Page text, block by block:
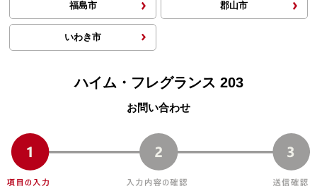
福島市 郡山市
いわき市
ハイム・フレグランス 203
お問い合わせ